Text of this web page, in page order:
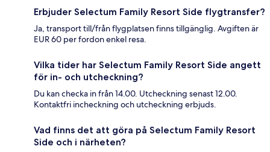
Erbjuder Selectum Family Resort Side flygtransfer?
Ja, transport till/från flygplatsen finns tillgänglig. Avgiften är
EUR 60 per fordon enkel resa.
Vilka tider har Selectum Family Resort Side angett
för in- och utcheckning?
Du kan checka in från 14.00. Utcheckning senast 12.00.
Kontaktfri incheckning och utcheckning erbjuds.
Vad finns det att göra på Selectum Family Resort
Side och i närheten?